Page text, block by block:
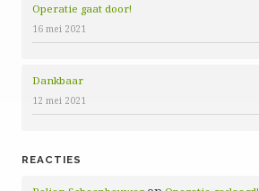
Operatie gaat door!
16 mei 2021
Dankbaar
12 mei 2021
REACTIES